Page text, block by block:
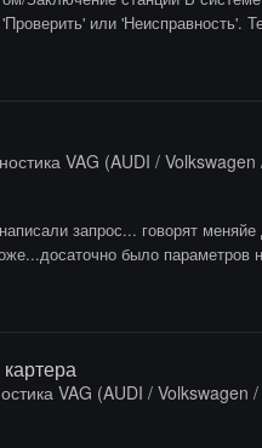
или 'Неисправность'.
VAG (AUDI /
запрос... говорят
было параметров
VAG (AUDI /